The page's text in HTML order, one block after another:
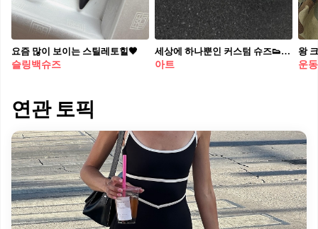
요즘 많이 보이는 스틸레토힐🖤​
슬링백슈즈
세상에 하나뿐인 커스텀 슈즈👟✨ 이탈리아 출신의 풋웨어 커스텀 디자이너 카테리나 몽길로(Caterina Mongillo)는 2000년대에 자신의 유년 시절 추억을 담아 반스 뉴스쿨에 큐빅 벨트를 독창적으로 커스텀하며 큰 주목을 받았습니다. 물감으로 원하는 색상을 입히는 것은 기본이고, 레이스, 진주, 큐빅, 꽃 등 다양한 아이템에서 영감을 얻어 자신만의 독창적인 디자인을 창조합니다. 그녀가 만든 예술 작품들이 궁금한다면 지금 바로 슬라이드를 넘겨 확인해 보세요!🖼️
아트
운
연관 토픽